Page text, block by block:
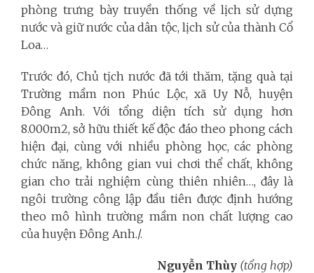
phòng trưng bày truyền thống về lịch sử dựng
nước và giữ nước của dân tộc, lịch sử của thành Cổ
Loa…
Trước đó, Chủ tịch nước đã tới thăm, tặng quà tại
Trường mầm non Phúc Lộc, xã Uy Nỗ, huyện
Đông Anh. Với tổng diện tích sử dụng hơn
8.000m2, sở hữu thiết kế độc đáo theo phong cách
hiện đại, cùng với nhiều phòng học, các phòng
chức năng, không gian vui chơi thể chất, không
gian cho trải nghiệm cùng thiên nhiên…, đây là
ngôi trường công lập đầu tiên được định hướng
theo mô hình trường mầm non chất lượng cao
của huyện Đông Anh./.
Nguyễn Thùy (tổng hợp)